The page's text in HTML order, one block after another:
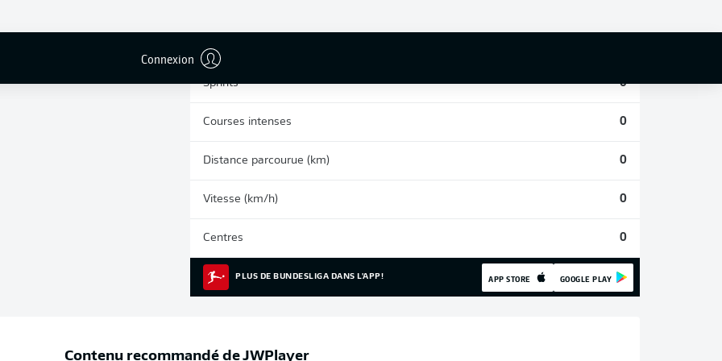
Connexion
Sprints 0
Courses intenses 0
Distance parcourue (km) 0
Vitesse (km/h) 0
Centres 0
PLUS DE BUNDESLIGA DANS L'APP! APP STORE GOOGLE PLAY
Contenu recommandé deJWPlayer